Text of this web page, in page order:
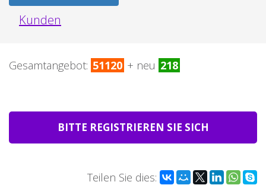
Kunden
Gesamtangebot: 51120 + neu 218
BITTE REGISTRIEREN SIE SICH
Teilen Sie dies: